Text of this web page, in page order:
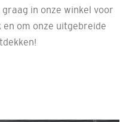
in onze winkel voor
en om onze uitgebreide